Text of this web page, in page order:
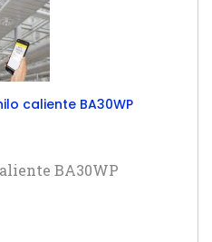
caliente BA30WP
BA30WP